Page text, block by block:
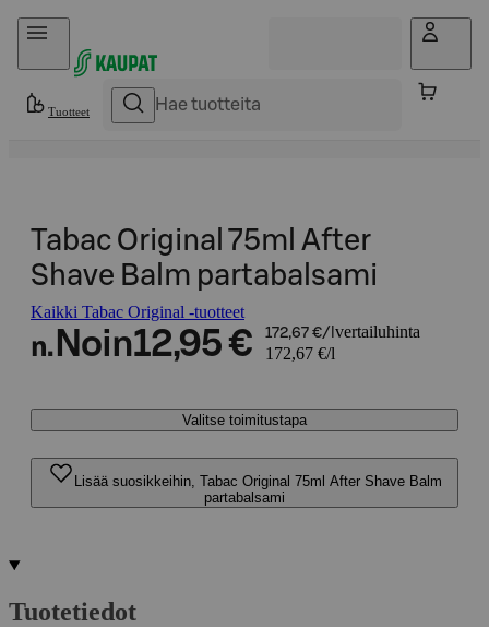
Hyppää sisältöön
Tuotteet
Tabac Original 75ml After
Shave Balm partabalsami
Kaikki Tabac Original -tuotteet
n. Noin12,95 € 172,67 €/l vertailuhinta
172,67 €/l
Valitse toimitustapa
Lisää suosikkeihin, Tabac Original 75ml After Shave Balm
partabalsami
Tuotetiedot